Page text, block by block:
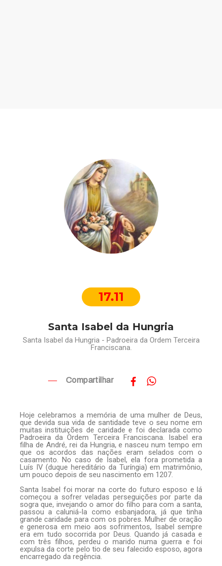
17.11
Santa Isabel da Hungria
Santa Isabel da Hungria - Padroeira da Ordem Terceira
Franciscana.
Compartilhar
Hoje celebramos a memória de uma mulher de Deus,
que devida sua vida de santidade teve o seu nome em
muitas instituições de caridade e foi declarada como
Padroeira da Ordem Terceira Franciscana. Isabel era
filha de André, rei da Hungria, e nasceu num tempo em
que os acordos das nações eram selados com o
casamento. No caso de Isabel, ela fora prometida a
Luís IV (duque hereditário da Turíngia) em matrimônio,
um pouco depois de seu nascimento em 1207.
Santa Isabel foi morar na corte do futuro esposo e lá
começou a sofrer veladas perseguições por parte da
sogra que, invejando o amor do filho para com a santa,
passou a caluniá-la como esbanjadora, já que tinha
grande caridade para com os pobres. Mulher de oração
e generosa em meio aos sofrimentos, Isabel sempre
era em tudo socorrida por Deus. Quando já casada e
com três filhos, perdeu o marido numa guerra e foi
expulsa da corte pelo tio de seu falecido esposo, agora
encarregado da regência.